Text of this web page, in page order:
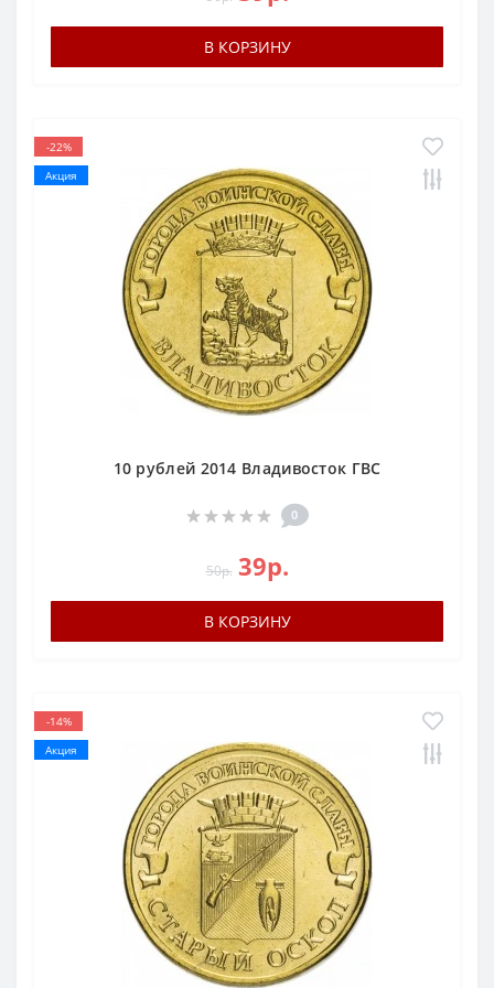
В КОРЗИНУ
-22%
Акция
10 рублей 2014 Владивосток ГВС
0
50р. 39р.
В КОРЗИНУ
-14%
Акция